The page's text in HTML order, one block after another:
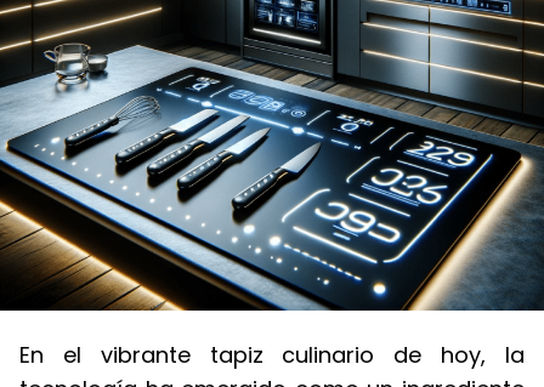
En el vibrante tapiz culinario de hoy, la